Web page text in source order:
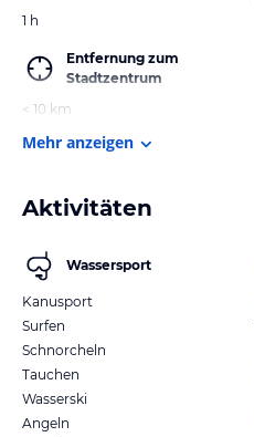
1 h
Entfernung zum
Stadtzentrum
< 10 km
Mehr anzeigen
Aktivitäten
Wassersport
Kanusport
Surfen
Schnorcheln
Tauchen
Wasserski
Angeln